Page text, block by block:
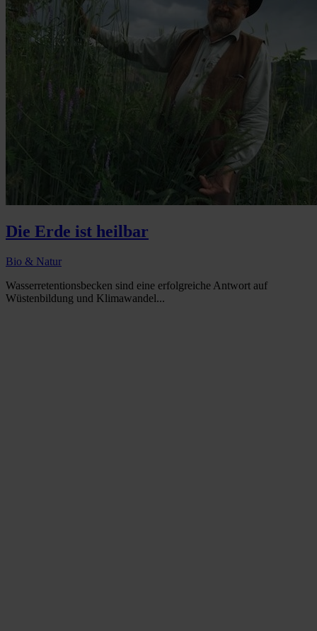
Die Erde ist heilbar
Bio & Natur
Wasserretentionsbecken sind eine erfolgreiche Antwort auf
Wüstenbildung und Klimawandel...